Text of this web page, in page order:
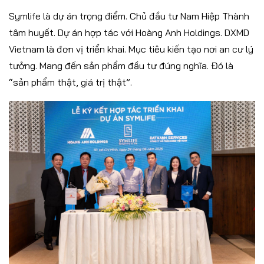
Symlife là dự án trọng điểm. Chủ đầu tư Nam Hiệp Thành
tâm huyết. Dự án hợp tác với Hoàng Anh Holdings. DXMD
Vietnam là đơn vị triển khai. Mục tiêu kiến tạo nơi an cư lý
tưởng. Mang đến sản phẩm đầu tư đúng nghĩa. Đó là
“sản phẩm thật, giá trị thật”.